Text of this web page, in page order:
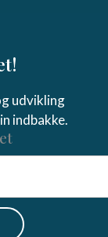
udvikling
indbakke.